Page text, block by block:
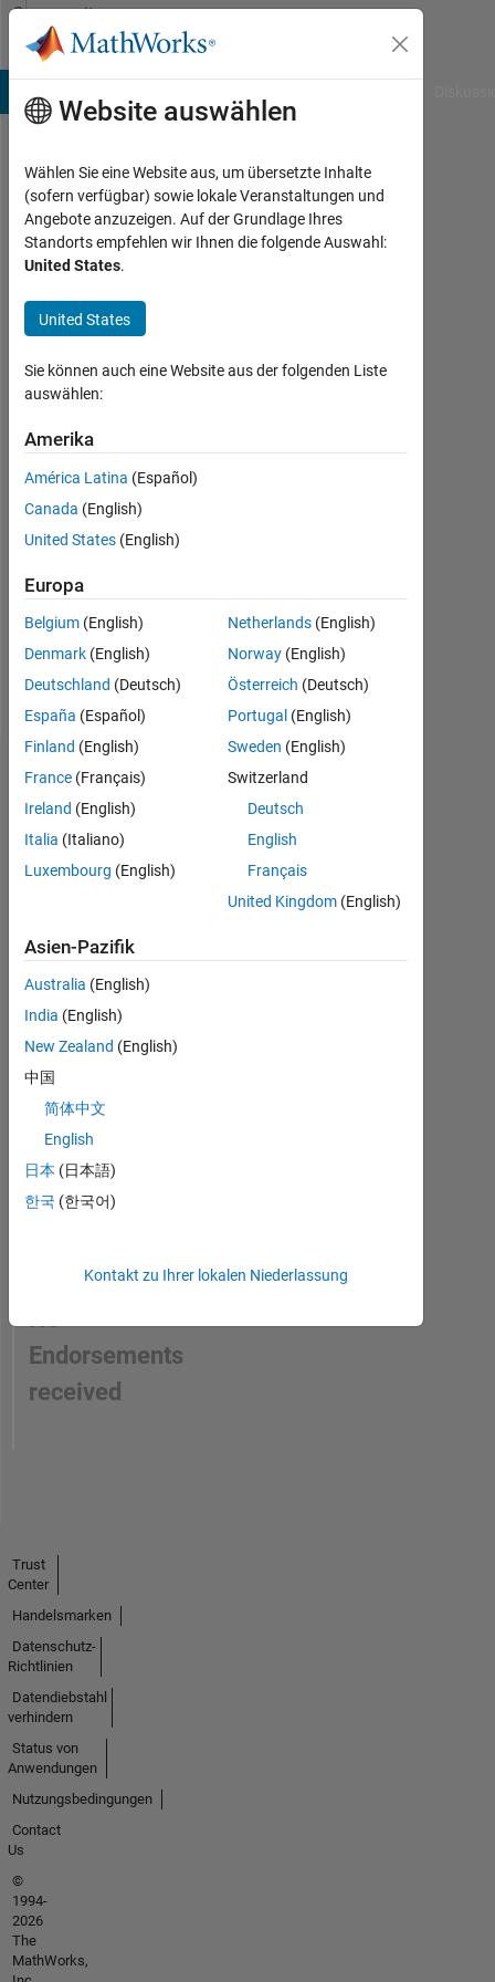
Weiter zum Inhalt
Community
Profile
Jue
Gu
Aktiv
2024
Followers:
Following:
0
Follow
Programming
MATLAB
Spoken
Languages:
Chinese
Empfehlungen
login
to
person
in
a
skill
No
Endorsements
received
Website auswählen
Wählen Sie eine Website aus, um übersetzte Inhalte
(sofern verfügbar) sowie lokale Veranstaltungen und
Angebote anzuzeigen. Auf der Grundlage Ihres
Standorts empfehlen wir Ihnen die folgende Auswahl:
United States.
United States
Sie können auch eine Website aus der folgenden Liste
auswählen:
Amerika
América Latina (Español)
Canada (English)
United States (English)
Europa
Belgium (English)
Denmark (English)
Deutschland (Deutsch)
España (Español)
Finland (English)
France (Français)
Ireland (English)
Italia (Italiano)
Luxembourg (English)
Netherlands (English)
Norway (English)
Österreich (Deutsch)
Portugal (English)
Sweden (English)
Switzerland
Deutsch
English
Français
United Kingdom (English)
Asien-Pazifik
Australia (English)
India (English)
New Zealand (English)
中国
简体中文
English
日本 (日本語)
한국 (한국어)
Kontakt zu Ihrer lokalen Niederlassung
Trust
Center
Handelsmarken
Datenschutz-
Richtlinien
Datendiebstahl
verhindern
Status von
Anwendungen
Nutzungsbedingungen
Contact
Us
©
1994-
2026
The
MathWorks,